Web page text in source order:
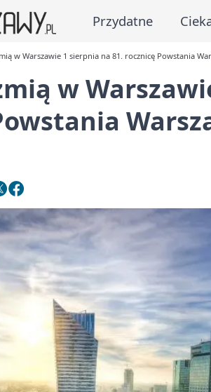
Przydatne
w Warszawie 1 sierpnia na 81. rocznicę Powstania
w